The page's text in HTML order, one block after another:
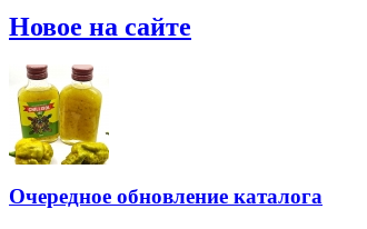
Новое на сайте
Очередное обновление каталога